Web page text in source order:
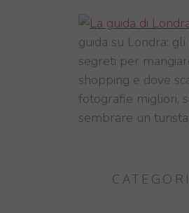
guida su Londra: gli
segreti per
shopping e dove
fotografie migliori,
sembrare un turista,